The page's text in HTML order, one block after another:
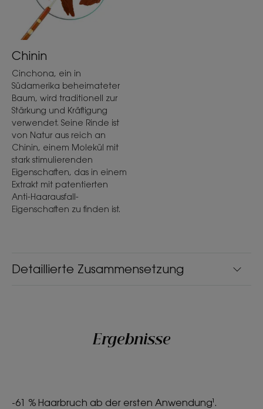
Balsam
*Biometrologische Ex-vivo-Studie an Haarsträhnen.
*90 % Inhaltsstoffe natürlichen Ursprungs
**Ohne Inhaltsstoffe tierischen Ursprungs.
*In-vitro-Test mit dem Wirkstoffduo
**Biometrologische Ex-vivo-Studie an Haarsträhnen.
Detaillierte Zusammensetzung
Chinin
Cinchona, ein in
Südamerika beheimateter
Baum, wird traditionell zur
Stärkung und Kräftigung
verwendet. Seine Rinde ist
von Natur aus reich an
Chinin, einem Molekül mit
stark stimulierenden
Eigenschaften, das in einem
Extrakt mit patentierten
Anti-Haarausfall-
Eigenschaften zu finden ist.
Ergebnisse
-61 % Haarbruch ab der ersten Anwendung¹.